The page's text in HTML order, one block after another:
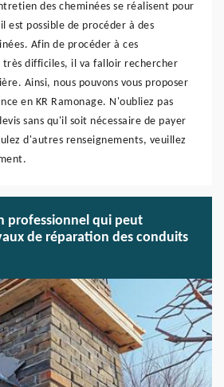
des cheminées se réalisent pour
est possible de procéder à des
Afin de procéder à ces
difficiles, il va falloir rechercher
Ainsi, nous pouvons vous proposer
en KR Ramonage. N'oubliez pas
sans qu'il soit nécessaire de payer
d'autres renseignements, veuillez
professionnel qui peut
de réparation des conduits